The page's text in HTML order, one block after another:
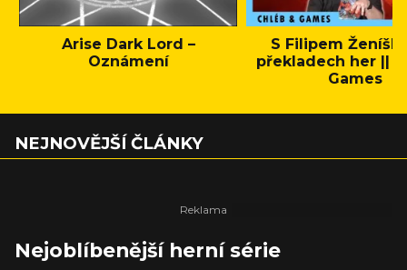
Arise Dark Lord –
Oznámení
S Filipem
překladech her ||
Games
NEJNOVĚJŠÍ ČLÁNKY
Nejoblíbenější herní série